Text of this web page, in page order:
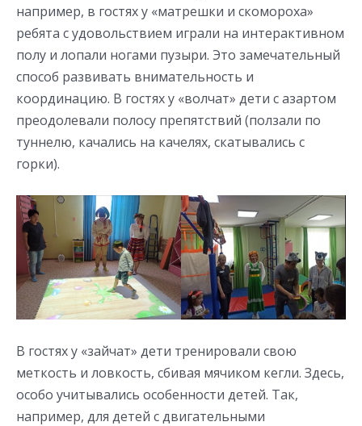
например, в гостях у «матрешки и скомороха»
ребята с удовольствием играли на интерактивном
полу и лопали ногами пузыри. Это замечательный
способ развивать внимательность и
координацию. В гостях у «волчат» дети с азартом
преодолевали полосу препятствий (ползали по
туннелю, качались на качелях, скатывались с
горки).
В гостях у «зайчат» дети тренировали свою
меткость и ловкость, сбивая мячиком кегли. Здесь,
особо учитывались особенности детей. Так,
например, для детей с двигательными